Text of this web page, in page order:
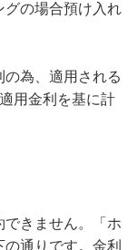
グの場合預け入れ
為、適用される
用金利を基に計
きません。「ホ
通りです。金利